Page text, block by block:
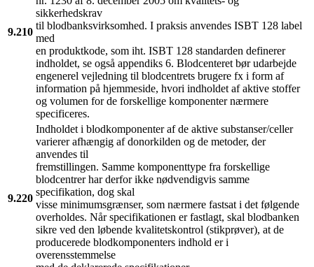
9.210
sikkerhedskrav
til blodbanksvirksomhed. I praksis anvendes ISBT 128 label
med
en produktkode, som iht. ISBT 128 standarden definerer
indholdet, se også appendiks 6. Blodcenteret bør udarbejde
engenerel vejledning til blodcentrets brugere fx i form af
information på hjemmeside, hvori indholdet af aktive stoffer
og volumen for de forskellige komponenter nærmere
specificeres.
9.220
Indholdet i blodkomponenter af de aktive substanser/celler
varierer afhængig af donorkilden og de metoder, der
anvendes til
fremstillingen. Samme komponenttype fra forskellige
blodcentrer har derfor ikke nødvendigvis samme
specifikation, dog skal
visse minimumsgrænser, som nærmere fastsat i det følgende
overholdes. Når specifikationen er fastlagt, skal blodbanken
sikre ved den løbende kvalitetskontrol (stikprøver), at de
producerede blodkomponenters indhold er i
overensstemmelse